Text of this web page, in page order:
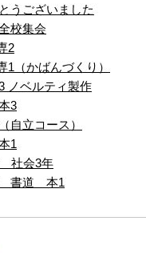
うございました
校集会
2
1（かばんづくり）
ノベルティ製作
3
自立コース）
1
社会3年
書道 本1